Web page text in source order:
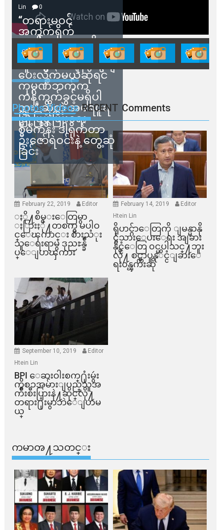
Lin 0
“တရားမဝင်
အကွက်ရိုက်
ရောင်းချမှုတွေကို
သက်ဆိုင်ရာတာဝန်ရှိ
သူတွေက ဂရန်တွေချ
ပေးလိုက်မယ်ဆိုရင်
ကုမ္ပဏီဘက်က
ကန့်ကွက်ခွင့်မရှိပါ
ဘူး” ဆိုတဲ့ အမရပူရ
မြို့ပြဖွံ့ဖြိုးရေး
စီမံကိန်း ဒါရိုက်တာ
ဦးဇော်ရဲဝင်းနဲ့ တွေ့ဆုံ
ခြင်း
Photos Videos RECENT Comments
February 22, 2019 Editor
ႏို႔စိမ္းေတြမွာ
ႏြားႏို႔တစက္မွ မပါဝ
င္ေၾကာင္း စားသံုး
သူေရးရာမွ ဒုညႊန္ခ်ဳ
ပ္ေျပာၾကား
February 14, 2019
Editor
Htein Lin
ရိုဟင္ဂ်ာေတြကို ျမန္မာနို
င္ငံသားေပးေရး အျခား
နိုင္ငံေတြ ၀င္မပါသင္႔ဘူး
လို႔ စင္ကာပူနုိင္ငံျခားေ
ရး၀န္ၾကီးဆို
September 10, 2019
Editor
Htein Lin
BPI ​ေဆးဝါးစက္​႐ုံးမွဴး
ကိစၥအမ်ားျပည္​သူအ
က်ိဳးစီးပြားနဲ႔ဆိုင္​လို႔
တရား႐ုံးမွာဘဲေျပာမ
ယ္​
ကမာၻ႔သတင္း